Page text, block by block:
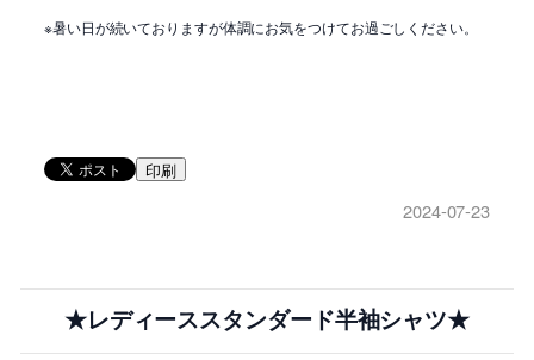
※暑い日が続いておりますが体調にお気をつけてお過ごしください。
印刷
2024-07-23
★レディーススタンダード半袖シャツ★